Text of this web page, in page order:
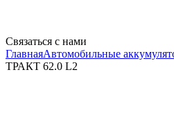
Связаться с нами
ГлавнаяАвтомобильные
ТРАКТ 62.0 L2